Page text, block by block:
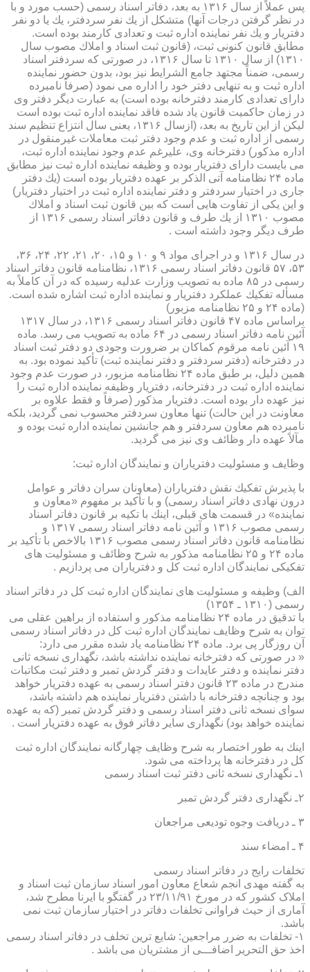
پس عملاً از سال ۱۳۱۶ به بعد، دفاتر اسناد رسمی (حسب مورد و با
در نظر گرفتن درجات آنها) متشكل از یك نفر سردفتر، یك یا دو نفر
دفتریار و یك نفر نماینده اداره ثبت و تعدادی كارمند بوده است.
مطابق قانون كنونی ثبت، (قانون ثبت اسناد و املاك مصوب سال
۱۳۱۰) از سال ۱۳۱۰ تا سال ۱۳۱۶، در صورتی كه سردفتر اسناد
رسمی، ضمناً مجتهد جامع الشرایط نیز بود، بدون حضور نماینده
اداره ثبت و به تنهایی دفتر خود را اداره می نمود (صرفاً نامبرده
دارای تعدادی كارمند دفترخانه بوده است) به عبارت دیگر دفتر وی
در زمان حاكمیت قانون یاد شده فاقد نماینده اداره ثبت بوده است
لیكن از این تاریخ به بعد، (ازسال ۱۳۱۶، یعنی سال انتزاع تنظیم سند
رسمی از اداره ثبت و عدم وجود دفتر ثبت معاملات غیرمنقول در
اداره مذكور) دفترخانه وی، علیرغم عدم وجود نماینده اداره ثبت،
می بایست دارای دفتریار بوده و وظیفه نماینده اداره ثبت نیز مطابق
ماده ۲۴ نظامنامه آتی الذكر بر عهده دفتریار بوده است (یك دفتر
جاری در اختیار سردفتر و دفتر نماینده اداره ثبت در اختیار دفتریار)
و این یكی از تفاوت هایی است كه بین قانون ثبت اسناد و املاك
مصوب ۱۳۱۰ از یك طرف و قانون دفاتر اسناد رسمی ۱۳۱۶ از
طرف دیگر وجود داشته است .
در سال ۱۳۱۶ و در اجرای مواد ۹ و ۱۰ و ۱۵، ۲۰، ۲۱، ۲۲، ۲۴، ۳۶،
۵۳، ۵۷ قانون دفاتر اسناد رسمی ۱۳۱۶، نظامنامه قانون دفاتر اسناد
رسمی در ۸۵ ماده به تصویب وزارت عدلیه رسیده كه در آن كاملاً به
مسأله تفكیك عملكرد دفتریار و نماینده اداره ثبت اشاره شده است.
(ماده ۲۴ و ۲۵ نظامنامه مزبور)
براساس ماده ۴۷ قانون دفاتر اسناد رسمی ۱۳۱۶، در سال ۱۳۱۷
آئین نامه دفاتر اسناد رسمی در ۶۴ ماده به تصویب می رسد. ماده
۱۹ آئین نامه مرقوم كماكان بر ضرورت وجودی دو دفتر ثبت اسناد
در دفترخانه (دفتر سردفتر و دفتر نماینده ثبت) تأكید نموده بود. به
همین دلیل، بر طبق ماده ۲۴ نظامنامه مزبور، در صورت عدم وجود
نماینده اداره ثبت در دفترخانه، دفتریار وظیفه نماینده اداره ثبت را
نیز عهده دار بوده است. دفتریار مذكور (صرفاً و فقط علاوه بر
معاونت در این حالت) تنها معاون سردفتر محسوب نمی گردید، بلكه
نامبرده هم معاون سردفتر و هم جانشین نماینده اداره ثبت بوده و
مآلاً عهده دار وظائف وی نیز می گردید.
وظایف و مسئولیت دفتریاران و نمایندگان اداره ثبت:
با پذیرش تفكیك نقش دفتریاران (معاونان سران دفاتر و عوامل
درون نهادی دفاتر اسناد رسمی) و با تأكید بر مفهوم «معاون و
نماینده» در قسمت های قبلی، اینك با تكیه بر قانون دفاتر اسناد
رسمی مصوب ۱۳۱۶ و آئین نامه دفاتر اسناد رسمی ۱۳۱۷ و
نظامنامه قانون دفاتر اسناد رسمی مصوب ۱۳۱۶ بالاخص با تأكید بر
ماده ۲۴ و ۲۵ نظامنامه مذكور به شرح وظائف و مسئولیت های
تفكیكی نمایندگان اداره ثبت كل و دفتریاران می پردازیم .
الف) وظیفه و مسئولیت های نمایندگان اداره ثبت كل در دفاتر اسناد
رسمی (۱۳۱۰ ـ ۱۳۵۴)
با تدقیق در ماده ۲۴ نظامنامه مذكور و استفاده از براهین عقلی می
توان به شرح وظایف نمایندگان اداره ثبت كل در دفاتر اسناد رسمی
آن روزگار پی برد. ماده ۲۴ نظامنامه یاد شده مقرر می دارد:
« در صورتی كه دفترخانه نماینده نداشته باشد، نگهداری نسخه ثانی
دفتر نماینده و دفتر عایدات و دفتر گردش تمبر و دفتر ثبت مكاتبات
مندرج در ماده ۲۳ قانون دفتر اسناد رسمی به عهده دفتریار خواهد
بود و چنانچه دفترخانه با داشتن دفتریار نماینده هم داشته باشد،
سوای نسخه ثانی دفتر اسناد رسمی و دفتر گردش تمبر (كه به عهده
نماینده خواهد بود) نگهداری سایر دفاتر فوق به عهده دفتریار است .
اینك به طور اختصار به شرح وظایف چهارگانه نمایندگان اداره ثبت
كل در دفترخانه ها پرداخته می شود.
۱ـ نگهداری نسخه ثانی دفتر ثبت اسناد رسمی
۲ـ نگهداری دفتر گردش تمبر
۳ ـ دریافت وجوه تودیعی مراجعان
۴ ـ امضاء سند
تخلفات رایج در دفاتر اسناد رسمی
به گفته مهدی انجم شعاع معاون امور اسناد سازمان ثبت اسناد و
املاک کشور که در مورخ ۲۳/۱۱/۹۱ در گفتگو با ایرنا مطرح شد،
آماری از حیث فراوانی تخلفات دفاتر در اختیار سازمان ثبت نمی
باشد.
۱- تخلفات به ضرر مراجعین: شایع ترین تخلف در دفاتر اسناد رسمی
اخذ حق التحریر اضافـــی از مشتریان می باشد .